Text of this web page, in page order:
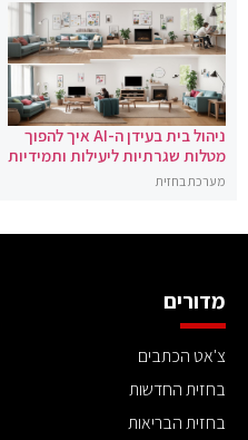
ניהול בית בעידן ה-AI איך להפוך
מטלות שגרתיות ליעילות ותמידיות
מערכת בחזית
מדורים
צ'אט הכתבים
בחזית החדשות
בחזית הבריאות